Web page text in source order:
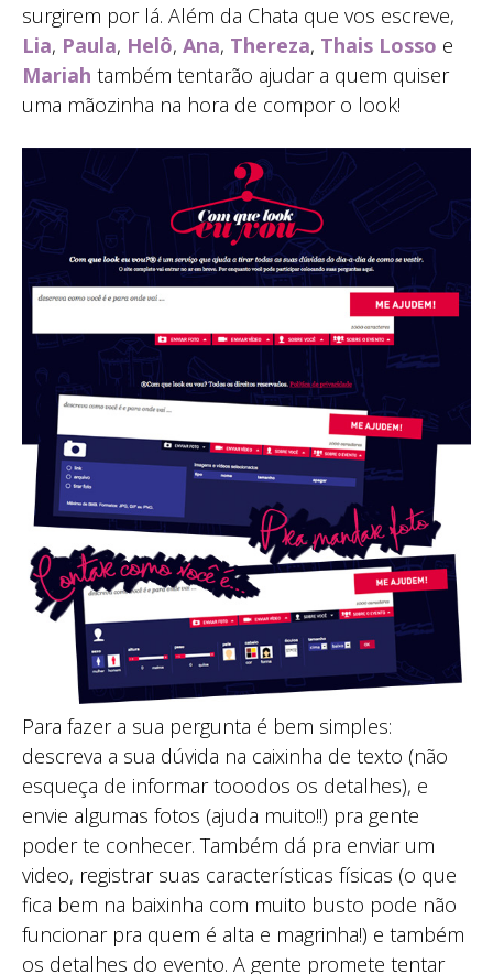
surgirem por lá. Além da Chata que vos escreve,
Lia, Paula, Helô, Ana, Thereza, Thais Losso e
Mariah também tentarão ajudar a quem quiser
uma mãozinha na hora de compor o look!
Para fazer a sua pergunta é bem simples:
descreva a sua dúvida na caixinha de texto (não
esqueça de informar tooodos os detalhes), e
envie algumas fotos (ajuda muito!!) pra gente
poder te conhecer. Também dá pra enviar um
video, registrar suas características físicas (o que
fica bem na baixinha com muito busto pode não
funcionar pra quem é alta e magrinha!) e também
os detalhes do evento. A gente promete tentar